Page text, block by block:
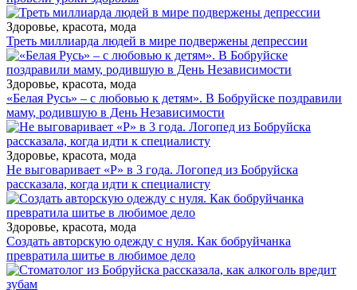
Здоровье, красота, мода
Треть миллиарда людей в мире подвержены депрессии
Здоровье, красота, мода
«Белая Русь» – с любовью к детям». В Бобруйске поздравили
маму, родившую в День Независимости
Здоровье, красота, мода
Не выговаривает «Р» в 3 года. Логопед из Бобруйска
рассказала, когда идти к специалисту
Здоровье, красота, мода
Создать авторскую одежду с нуля. Как бобруйчанка
превратила шитье в любимое дело